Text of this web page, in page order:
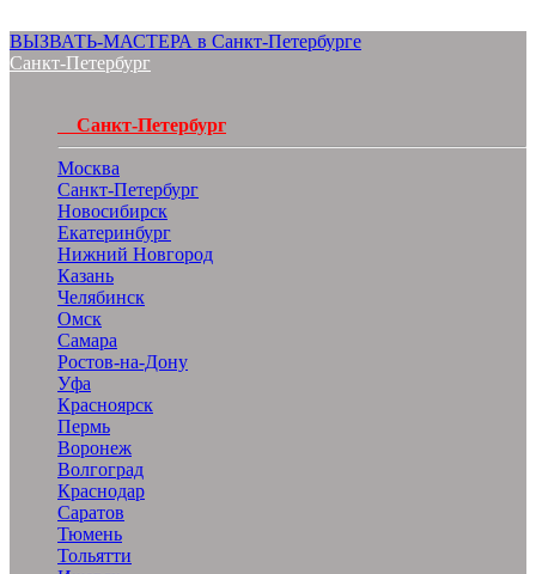
ВЫЗВАТЬ-МАСТЕРА в Санкт-Петербурге
Санкт-Петербург
Санкт-Петербург
Москва
Санкт-Петербург
Новосибирск
Екатеринбург
Нижний Новгород
Казань
Челябинск
Омск
Самара
Ростов-на-Дону
Уфа
Красноярск
Пермь
Воронеж
Волгоград
Краснодар
Саратов
Тюмень
Тольятти